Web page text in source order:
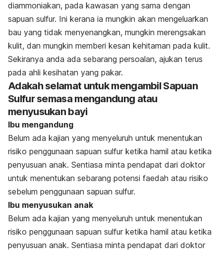
diammoniakan, pada kawasan yang sama dengan
sapuan sulfur. Ini kerana ia mungkin akan mengeluarkan
bau yang tidak menyenangkan, mungkin merengsakan
kulit, dan mungkin memberi kesan kehitaman pada kulit.
Sekiranya anda ada sebarang persoalan, ajukan terus
pada ahli kesihatan yang pakar.
Adakah selamat untuk mengambil Sapuan
Sulfur semasa mengandung atau
menyusukan bayi
Ibu mengandung
Belum ada kajian yang menyeluruh untuk menentukan
risiko penggunaan sapuan sulfur ketika hamil atau ketika
penyusuan anak. Sentiasa minta pendapat dari doktor
untuk menentukan sebarang potensi faedah atau risiko
sebelum penggunaan sapuan sulfur.
Ibu menyusukan anak
Belum ada kajian yang menyeluruh untuk menentukan
risiko penggunaan sapuan sulfur ketika hamil atau ketika
penyusuan anak. Sentiasa minta pendapat dari doktor